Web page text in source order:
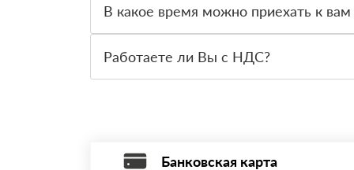
стоимости и сроков доставки, которые
В какое время можно приехать к вам
Работаете ли Вы с НДС?
Банковская карта